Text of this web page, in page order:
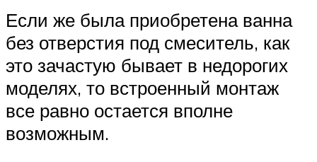
Если же была приобретена ванна
без отверстия под смеситель, как
это зачастую бывает в недорогих
моделях, то встроенный монтаж
все равно остается вполне
возможным.